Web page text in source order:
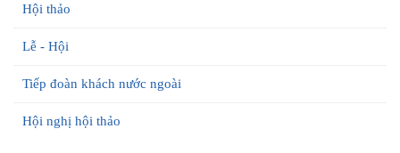
Hội thảo
Lễ - Hội
Tiếp đoàn khách nước ngoài
Hội nghị hội thảo